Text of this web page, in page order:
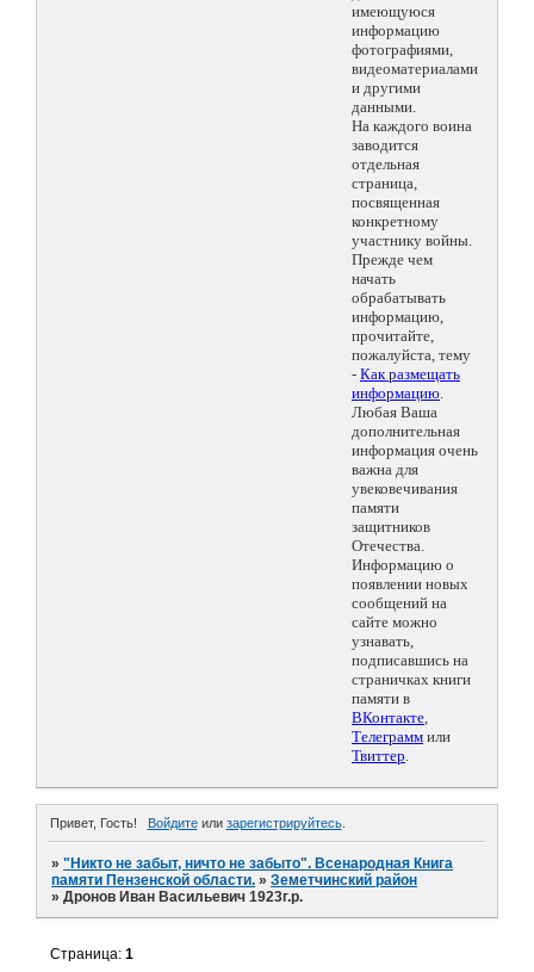
имеющуюся
информацию
фотографиями,
видеоматериалами
и другими
данными.
На каждого воина
заводится
отдельная
страница,
посвященная
конкретному
участнику войны.
Прежде чем
начать
обрабатывать
информацию,
прочитайте,
пожалуйста, тему
- Как размещать
информацию.
Любая Ваша
дополнительная
информация очень
важна для
увековечивания
памяти
защитников
Отечества.
Информацию о
появлении новых
сообщений на
сайте можно
узнавать,
подписавшись на
страничках книги
памяти в
ВКонтакте,
Телеграмм или
Твиттер.
Привет, Гость! Войдитеили зарегистрируйтесь.
»"Никто не забыт, ничто не забыто". Всенародная Книга
памяти Пензенской области. »Земетчинский район
»Дронов Иван Васильевич 1923г.р.
Страница:1